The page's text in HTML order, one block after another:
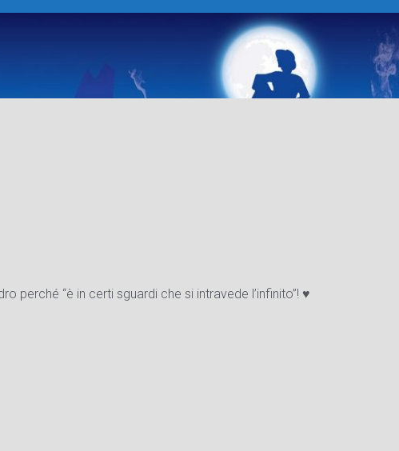
perché “è in certi sguardi che si intravede l’infinito”! ♥